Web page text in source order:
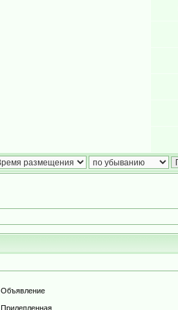
Объявление
Прилепленная